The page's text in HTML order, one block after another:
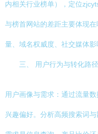
内相关行业榜单），定位
与榜首网站的差距主要体现
量、域名权威度、社交媒体影
三、 用户行为与转化路
用户画像与需求：通过流量
兴趣偏好。分析高频搜索词